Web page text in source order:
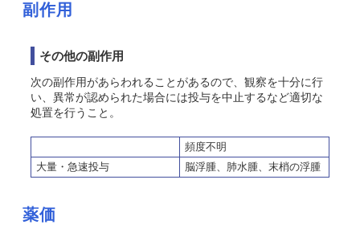
副作用
その他の副作用
次の副作用があらわれることがあるので、観察を十分に行
い、異常が認められた場合には投与を中止するなど適切な
処置を行うこと。
頻度不明
大量・急速投与
脳浮腫、肺水腫、末梢の浮腫
薬価